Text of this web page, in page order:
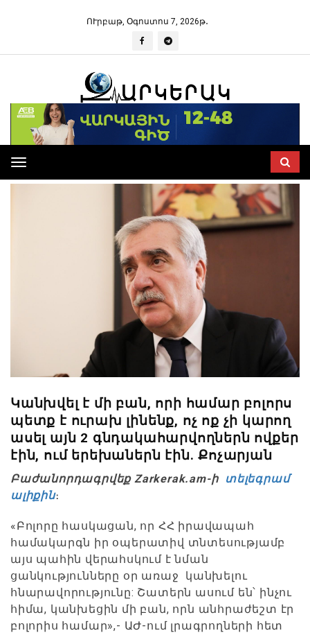
ՈՒրբաթ, Օգոստոս 7, 2026թ․
Toggle
navigation
Կանխվել է մի բան, որի համար բոլորս
պետք է ուրախ լինենք, ոչ ոք չի կարող
ասել այն 2 գնդակահարվողներն ովքեր
էին, ում երեխաներն էին. Քոչարյան
Բաժանորդագրվեք Zarkerak.am-ի տելեգրամ
ալիքին։
«Բոլորը հասկացան, որ ՀՀ իրավապահ
համակարգն իր օպերատիվ տնտեսությամբ
այս պահին վերահսկում է նման
ցանկությունները օր առաջ կանխելու
հնարավորությունը: Շատերն ասում են՝ ինչու
հիմա, կանխեցին մի բան, որն անհրաժեշտ էր
բոլորիս համար»,- ԱԺ-ում լրագրողների հետ